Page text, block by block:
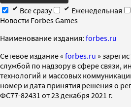
Все сразу
Еженедельная
Новости Forbes Games
Наименование издания: forbes.ru
Cетевое издание « forbes.ru »
службой по надзору в сфере связи,
технологий и массовых
номер и дата принятия решения о
ФС77-82431 от 23 декабря 2021 г.